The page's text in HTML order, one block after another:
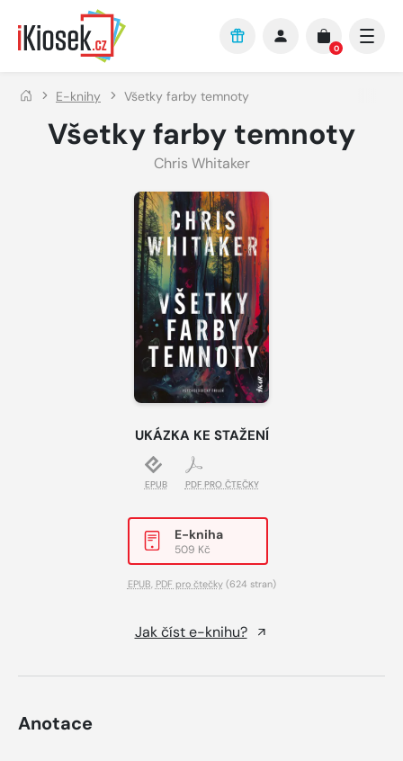
Přejít na hlavní obsah
0
E-knihy Všetky farby temnoty
Všetky farby temnoty
Chris Whitaker
UKÁZKA KE STAŽENÍ
EPUB PDF PRO ČTEČKY
E-kniha
509 Kč
EPUB PDF pro čtečky(624 stran)
Jak číst e-knihu?
Anotace